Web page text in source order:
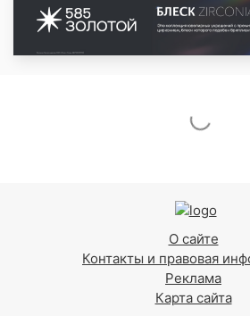
О сайте
Контакты и правовая
Реклама
Карта сайта